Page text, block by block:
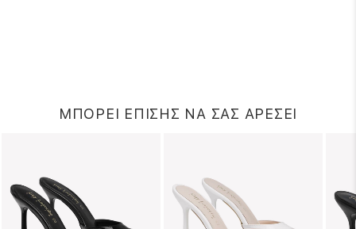
ΜΠΟΡΕΙ ΕΠΙΣΗΣ ΝΑ ΣΑΣ ΑΡΕΣΕΙ